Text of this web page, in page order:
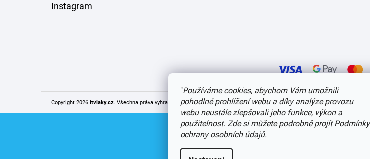
"Používáme cookies, abychom Vám umožnili
pohodlné prohlížení webu a díky analýze provozu
webu neustále zlepšovali jeho funkce, výkon a
použitelnost. Zde si můžete podrobně projít Podmínky
ochrany osobních údajů.
Instagram
Copyright 2026 itvlaky.cz. Všechna práva vyhrazena.Upravit nastavení cookies